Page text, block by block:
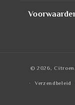
Contact
Veelgestelde
Refund Policy
© 2026,
Verzendbeleid